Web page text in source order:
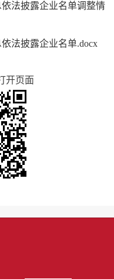
法披露企业名单调整情
法披露企业名单.docx
开页面